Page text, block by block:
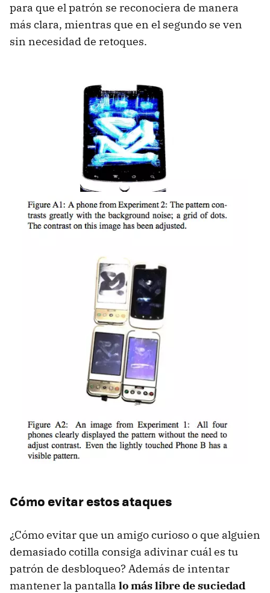
para que el patrón se reconociera de manera
más clara, mientras que en el segundo se ven
sin necesidad de retoques.
Cómo evitar estos ataques
¿Cómo evitar que un amigo curioso o que alguien
demasiado cotilla consiga adivinar cuál es tu
patrón de desbloqueo? Además de intentar
mantener la pantalla lo más libre de suciedad